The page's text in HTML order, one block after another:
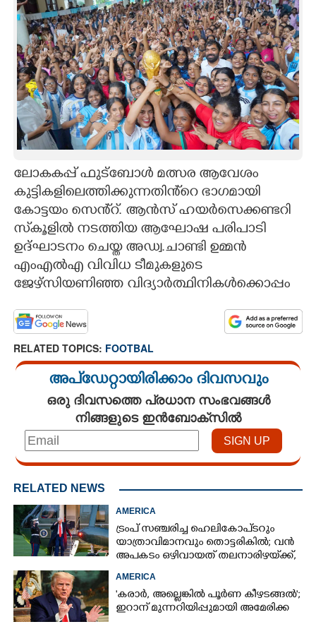
SPIRITUAL
INFO+
ART
LITERATURE
ZOOM
CONTACT US
ലോകകപ്പ് ഫുട്ബോൾ മത്സര ആവേശം
കുട്ടികളിലെത്തിക്കുന്നതിൻ്റെ ഭാഗമായി
കോട്ടയം സെൻ്റ്. ആൻസ് ഹയർസെക്കണ്ടറി
സ്‌കൂളിൽ നടത്തിയ ആഘോഷ പരിപാടി
ഉദ്ഘാടനം ചെയ്ത അഡ്വ.ചാണ്ടി ഉമ്മൻ
എംഎൽഎ വിവിധ ടീമുകളുടെ
ജേഴ്സിയണിഞ്ഞ വിദ്യാർത്ഥിനികൾക്കൊപ്പം
RELATED TOPICS: FOOTBAL
അപ്ഡേറ്റായിരിക്കാം ദിവസവും
ഒരു ദിവസത്തെ പ്രധാന സംഭവങ്ങൾ
നിങ്ങളുടെ ഇൻബോക്സിൽ
RELATED NEWS
AMERICA
ട്രംപ് സഞ്ചരിച്ച ഹെലികോപ്‌ടറും
യാത്രാവിമാനവും തൊട്ടരികിൽ; വൻ
അപകടം ഒഴിവായത് തലനാരിഴയ്‌ക്ക്,
അന്വേഷണം
AMERICA
'കരാർ, അല്ലെങ്കിൽ പൂർണ കീഴടങ്ങൽ';
ഇറാന് മുന്നറിയിപ്പുമായി അമേരിക്ക